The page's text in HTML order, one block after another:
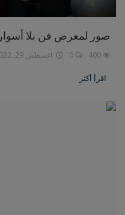
صور لمعرض فن بلا أسوار
اغسطس 29, 2022
اقرأ أكثر